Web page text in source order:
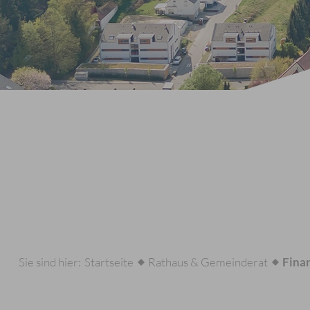
Sie sind hier: Startseite Rathaus & Gemeinderat